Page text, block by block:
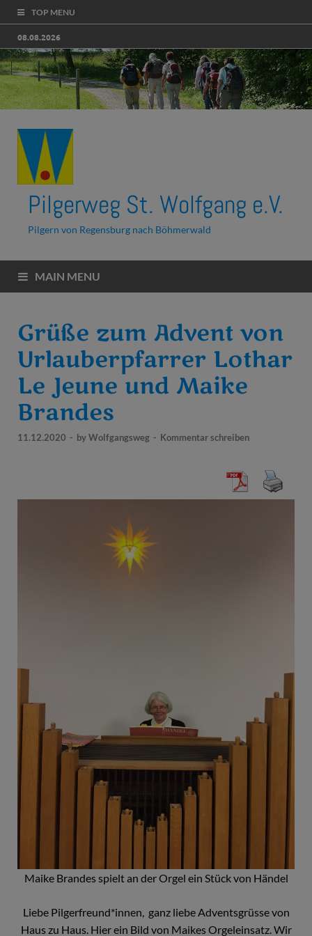
TOP MENU
08.08.2026
Pilgerweg St. Wolfgang e.V.
Pilgern von Regensburg nach Böhmerwald
MAIN MENU
Grüße zum Advent von
Urlauberpfarrer Lothar
Le Jeune und Maike
Brandes
11.12.2020 - byWolfgangsweg - Kommentar schreiben
Maike Brandes spielt an der Orgel ein Stück von Händel
Liebe Pilgerfreund*innen, ganz liebe Adventsgrüsse von
Haus zu Haus. Hier ein Bild von Maikes Orgeleinsatz. Wir